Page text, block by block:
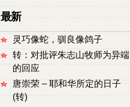
最新
灵巧像蛇，驯良像鸽子
转：对批评朱志山牧师为异端
的回应
唐崇荣 – 耶和华所定的日子
(转)